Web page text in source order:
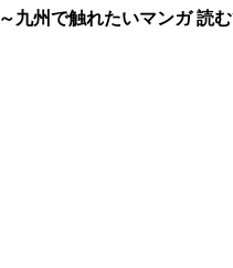
～九州で触れたいマンガ 読